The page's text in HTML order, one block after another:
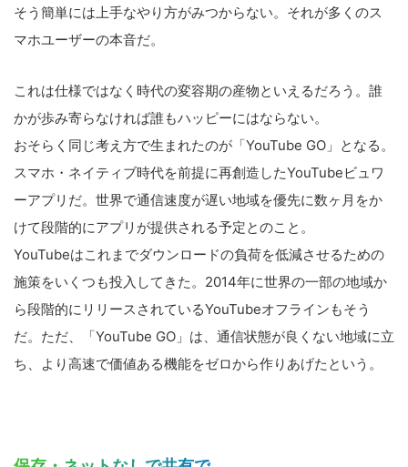
そう簡単には上手なやり方がみつからない。それが多くのス
マホユーザーの本音だ。
これは仕様ではなく時代の変容期の産物といえるだろう。誰
かが歩み寄らなければ誰もハッピーにはならない。
おそらく同じ考え方で生まれたのが「YouTube GO」となる。
スマホ・ネイティブ時代を前提に再創造したYouTubeビュワ
ーアプリだ。世界で通信速度が遅い地域を優先に数ヶ月をか
けて段階的にアプリが提供される予定とのこと。
YouTubeはこれまでダウンロードの負荷を低減させるための
施策をいくつも投入してきた。2014年に世界の一部の地域か
ら段階的にリリースされているYouTubeオフラインもそう
だ。ただ、「YouTube GO」は、通信状態が良くない地域に立
ち、より高速で価値ある機能をゼロから作りあげたという。